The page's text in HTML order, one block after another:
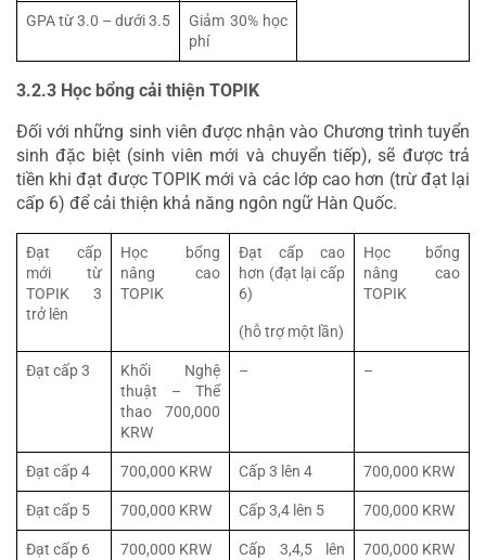
GPA từ 3.0 – dưới 3.5
Giảm 30% học
phí
3.2.3 Học bổng cải thiện TOPIK
Đối với những sinh viên được nhận vào Chương trình tuyển
sinh đặc biệt (sinh viên mới và chuyển tiếp), sẽ được trả
tiền khi đạt được TOPIK mới và các lớp cao hơn (trừ đạt lại
cấp 6) để cải thiện khả năng ngôn ngữ Hàn Quốc.
Đạt cấp
mới từ
TOPIK 3
trở lên
Học bổng
nâng cao
TOPIK
Đạt cấp cao
hơn (đạt lại cấp
6)
(hỗ trợ một lần)
Học bổng
nâng cao
TOPIK
Đạt cấp 3
Khối Nghệ
thuật – Thể
thao 700,000
KRW
– –
Đạt cấp 4 700,000 KRW Cấp 3 lên 4 700,000 KRW
Đạt cấp 5 700,000 KRW Cấp 3,4 lên 5 700,000 KRW
Đạt cấp 6 700,000 KRW
Cấp 3,4,5 lên
700,000 KRW